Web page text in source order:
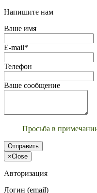
Напишите нам
Ваше имя
E-mail*
Телефон
Ваше сообщение
Просьба в
Отправить
×Close
Авторизация
Логин (email)